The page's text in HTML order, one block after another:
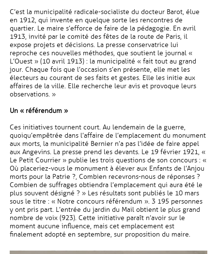
C’est la municipalité radicale-socialiste du docteur Barot, élue
en 1912, qui invente en quelque sorte les rencontres de
quartier. Le maire s’efforce de faire de la pédagogie. En avril
1913, invité par le comité des fêtes de la route de Paris, il
expose projets et décisions. La presse conservatrice lui
reproche ces nouvelles méthodes, que soutient le journal «
L’Ouest » (10 avril 1913) : la municipalité « fait tout au grand
jour. Chaque fois que l’occasion s’en présente, elle met les
électeurs au courant de ses faits et gestes. Elle les initie aux
affaires de la ville. Elle recherche leur avis et provoque leurs
observations. »
Un « référendum »
Ces initiatives tournent court. Au lendemain de la guerre,
quoiqu’empêtrée dans l’affaire de l’emplacement du monument
aux morts, la municipalité Bernier n’a pas l’idée de faire appel
aux Angevins. La presse prend les devants. Le 19 février 1921, «
Le Petit Courrier » publie les trois questions de son concours : «
Où placeriez-vous le monument à élever aux Enfants de l’Anjou
morts pour la Patrie ?, Combien recevrons-nous de réponses ?
Combien de suffrages obtiendra l’emplacement qui aura été le
plus souvent désigné ? » Les résultats sont publiés le 10 mars
sous le titre : « Notre concours référendum ». 3 195 personnes
y ont pris part. L’entrée du jardin du Mail obtient le plus grand
nombre de voix (923). Cette initiative paraît n’avoir sur le
moment aucune influence, mais cet emplacement est
finalement adopté en septembre, sur proposition du maire.